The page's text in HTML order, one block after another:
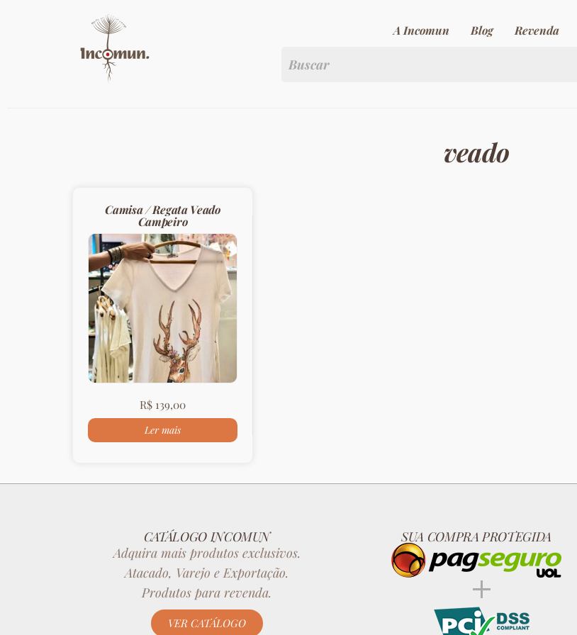
A Incomun Blog Revenda
veado
Camisa / Regata Veado
Campeiro
R$ 139,00
Ler mais
CATÁLOGO INCOMUN
Adquira mais produtos exclusivos.
Atacado, Varejo e Exportação.
Produtos para revenda.
VER CATÁLOGO
SUA COMPRA PROTEGIDA